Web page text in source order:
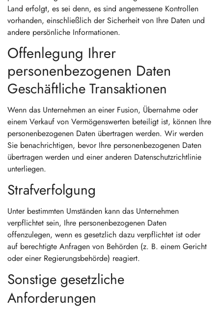
Land erfolgt, es sei denn, es sind angemessene Kontrollen
vorhanden, einschließlich der Sicherheit von Ihre Daten und
andere persönliche Informationen.
Offenlegung Ihrer
personenbezogenen Daten
Geschäftliche Transaktionen
Wenn das Unternehmen an einer Fusion, Übernahme oder
einem Verkauf von Vermögenswerten beteiligt ist, können Ihre
personenbezogenen Daten übertragen werden. Wir werden
Sie benachrichtigen, bevor Ihre personenbezogenen Daten
übertragen werden und einer anderen Datenschutzrichtlinie
unterliegen.
Strafverfolgung
Unter bestimmten Umständen kann das Unternehmen
verpflichtet sein, Ihre personenbezogenen Daten
offenzulegen, wenn es gesetzlich dazu verpflichtet ist oder
auf berechtigte Anfragen von Behörden (z. B. einem Gericht
oder einer Regierungsbehörde) reagiert.
Sonstige gesetzliche
Anforderungen